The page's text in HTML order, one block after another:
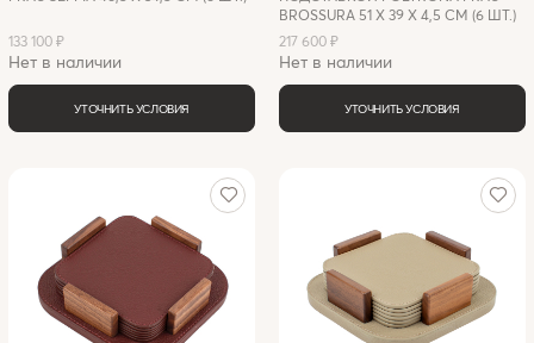
133 100 ₽
Нет в наличии
УТОЧНИТЬ УСЛОВИЯ
BROSSURA 51 X 39 Х 4,5 СМ (6 ШТ.)
217 600 ₽
Нет в наличии
УТОЧНИТЬ УСЛОВИЯ